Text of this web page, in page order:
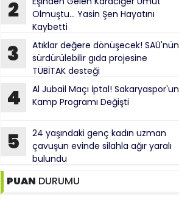
2
Olmuştu... Yasin Şen Hayatını
Kaybetti
3
Atıklar değere dönüşecek! SAÜ'nün
sürdürülebilir gıda projesine
TÜBİTAK desteği
4
Al Jubail Maçı İptal! Sakaryaspor'un
Kamp Programı Değişti
5
24 yaşındaki genç kadın uzman
çavuşun evinde silahla ağır yaralı
bulundu
PUAN DURUMU